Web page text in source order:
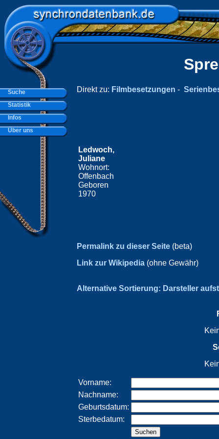
Direkt zu: Filmbesetzungen -
Ledwoch,
Juliane
Wohnort:
Offenbach
Geboren
1970
Permalink zu dieser Seite (beta)
Link zur Wikipedia (ohne Gewähr)
Alternative Sortierung: Darsteller
Vorname:
Nachname:
Geburtsdatum:
Sterbedatum:
Suche
Statistik
Infos
Über uns